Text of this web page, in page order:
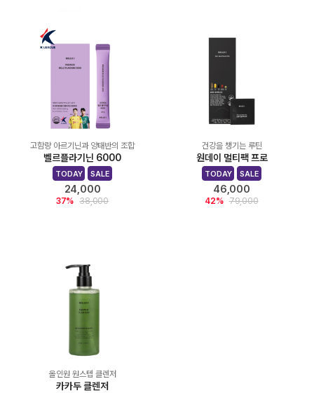
고함량 아르기닌과 양태반의 조합
벨르플라기닌 6000
TODAY SALE
24,000
37% 38,000
건강을 챙기는 루틴
원데이 멀티팩 프로
TODAY SALE
46,000
42% 79,000
올인원 원스텝 클렌저
카카두 클렌저